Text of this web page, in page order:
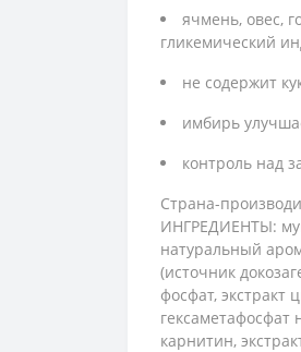
ячмень, овес,
гликемический
не содержит
имбирь
контроль над
Страна-
ИНГРЕДИЕНТЫ:
натуральный
(источник
фосфат, экстракт
гексаметафосфат
карнитин,